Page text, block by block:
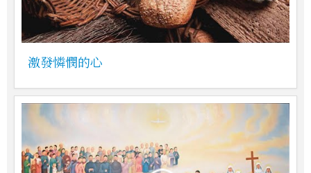
激發憐憫的心